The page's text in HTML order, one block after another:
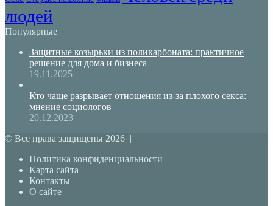
людей
Популярные
Защитные козырьки из поликарбоната: практичное
решение для дома и бизнеса
19.11.2025
Кто чаще разрывает отношения из-за плохого секса:
мнение социологов
20.12.2023
© Все права защищены 2026 |
Политика конфиденциальности
Карта сайта
Контакты
О сайте